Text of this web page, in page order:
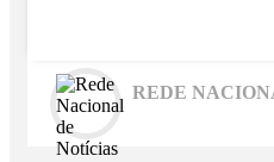
REDE